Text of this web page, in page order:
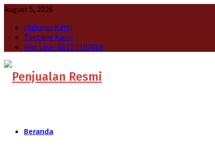
August 5, 2026
Hubungi Kami
Tantang Kami
Hot Line : 0812 1107666
Beranda